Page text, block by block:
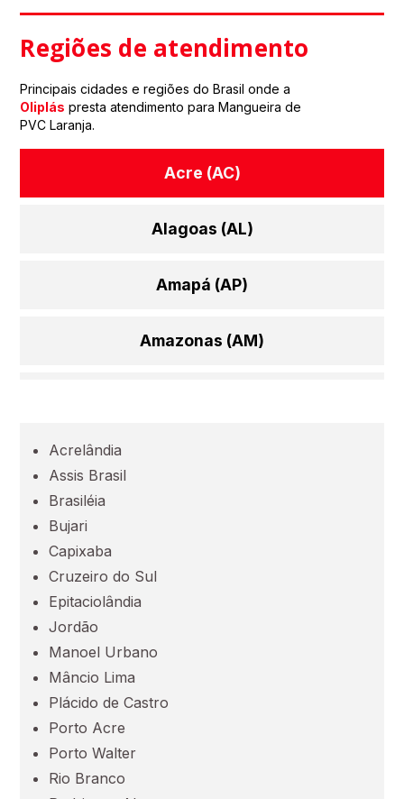
Regiões de atendimento
Principais cidades e regiões do Brasil onde a
Oliplás presta atendimento para Mangueira de
PVC Laranja.
Acre (AC)
Alagoas (AL)
Amapá (AP)
Amazonas (AM)
Mato Grosso (MT)
Mato Grosso do Sul (MS)
Acrelândia
Assis Brasil
Brasiléia
Bujari
Capixaba
Cruzeiro do Sul
Epitaciolândia
Jordão
Manoel Urbano
Mâncio Lima
Plácido de Castro
Porto Acre
Porto Walter
Rio Branco